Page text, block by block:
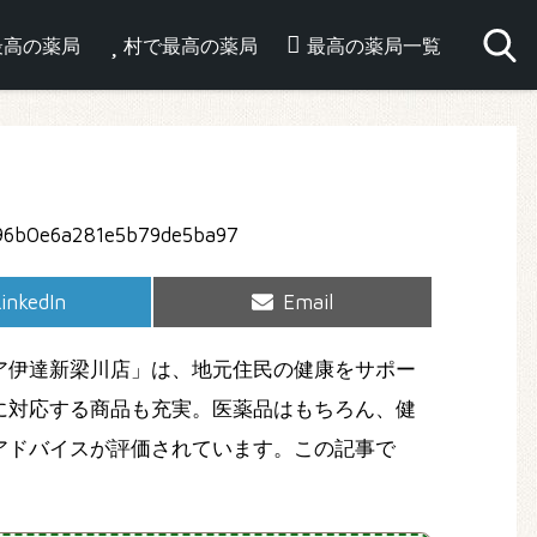
の薬局 村で最高の薬局 最高の薬局一覧
Share
Email
達新梁川店」は、地元住民の健康をサポー
応する商品も充実。医薬品はもちろん、健
バイスが評価されています。この記事で